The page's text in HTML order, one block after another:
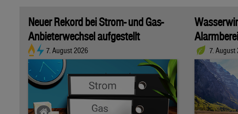
Neuer Rekord bei Strom- und Gas-
Anbieterwechsel aufgestellt
7. August 2026 7. August